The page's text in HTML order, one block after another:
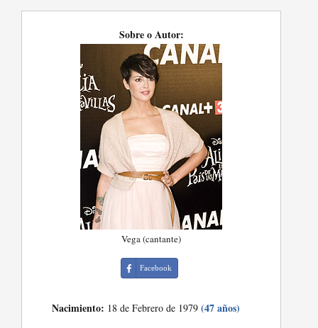
Sobre o Autor:
Vega (cantante)
Facebook
Nacimiento: 18 de Febrero de 1979(47 años)